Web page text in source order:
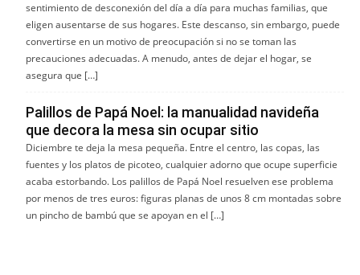
sentimiento de desconexión del día a día para muchas familias, que
eligen ausentarse de sus hogares. Este descanso, sin embargo, puede
convertirse en un motivo de preocupación si no se toman las
precauciones adecuadas. A menudo, antes de dejar el hogar, se
asegura que […]
Palillos de Papá Noel: la manualidad navideña
que decora la mesa sin ocupar sitio
Diciembre te deja la mesa pequeña. Entre el centro, las copas, las
fuentes y los platos de picoteo, cualquier adorno que ocupe superficie
acaba estorbando. Los palillos de Papá Noel resuelven ese problema
por menos de tres euros: figuras planas de unos 8 cm montadas sobre
un pincho de bambú que se apoyan en el […]